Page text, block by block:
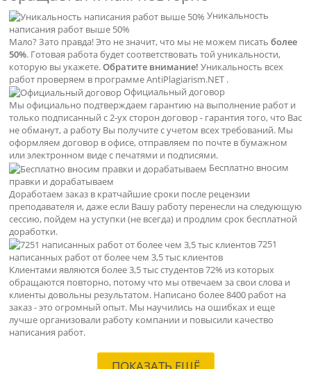
Уникальность
написания работ выше 50%
Мало? Зато правда! Это не значит, что мы не можем писать более
50%. Готовая работа будет соответствовать той уникальности,
которую вы укажете.Обратите внимание! Уникальность всех
работ проверяем в программе AntiPlagiarism.NET .
Официальный договор
Мы официально подтверждаем гарантию на выполнение работ и
только подписанный с 2-ух сторон договор - гарантия того, что Вас
не обманут, а работу Вы получите с учетом всех требований. Мы
оформляем договор в офисе, отправляем по почте в бумажном
или электронном виде с печатями и подписями.
Бесплатно вносим
правки и дорабатываем
Доработаем заказ в кратчайшие сроки после рецензии
преподавателя и, даже если Вашу работу перенесли на следующую
сессию, пойдем на уступки (не всегда) и продлим срок бесплатной
доработки.
7251
написанных работ от более чем 3,5 тыс клиентов
Клиентами являются более 3,5 тыс студентов 72% из которых
обращаются повторно, потому что мы отвечаем за свои слова и
клиенты довольны результатом. Написано более 8400 работ на
заказ - это огромный опыт. Мы научились на ошибках и еще
лучше организовали работу компании и повысили качество
написания работ.